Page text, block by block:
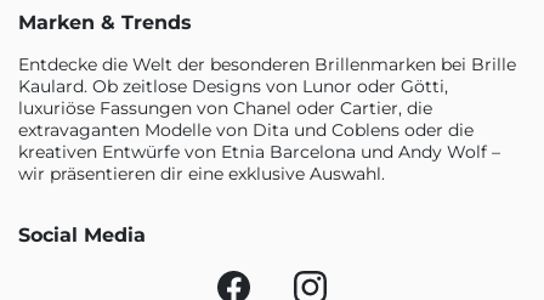
Marken & Trends
Entdecke die Welt der besonderen Brillenmarken bei Brille
Kaulard. Ob zeitlose Designs von Lunor oder Götti,
luxuriöse Fassungen von Chanel oder Cartier, die
extravaganten Modelle von Dita und Coblens oder die
kreativen Entwürfe von Etnia Barcelona und Andy Wolf –
wir präsentieren dir eine exklusive Auswahl.
Social Media